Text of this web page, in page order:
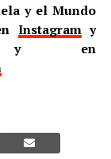
y el Mundo
Instagramy
en